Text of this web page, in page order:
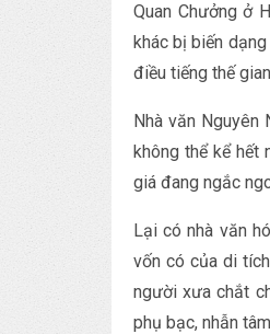
Quan Chưởng ở
khác bị biến
điều tiếng thế
Nhà văn Nguyên
không thể kể hết
giá đang ngắc
Lại có nhà văn
vốn có của di
người xưa chắt
phụ bạc, nhẫn